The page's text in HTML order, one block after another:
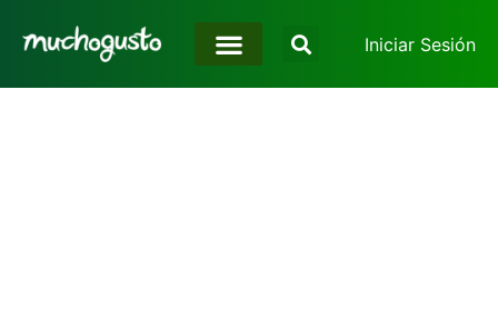
Iniciar Sesión